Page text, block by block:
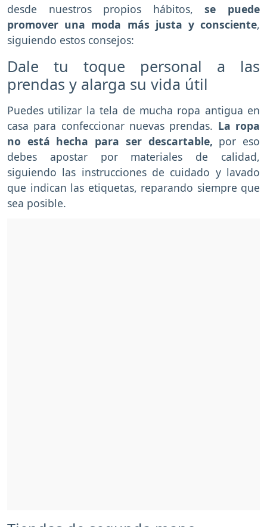
desde nuestros propios hábitos, se puede
promover una moda más justa y consciente,
siguiendo estos consejos:
Dale tu toque personal a las
prendas y alarga su vida útil
Puedes utilizar la tela de mucha ropa antigua en
casa para confeccionar nuevas prendas. La ropa
no está hecha para ser descartable, por eso
debes apostar por materiales de calidad,
siguiendo las instrucciones de cuidado y lavado
que indican las etiquetas, reparando siempre que
sea posible.